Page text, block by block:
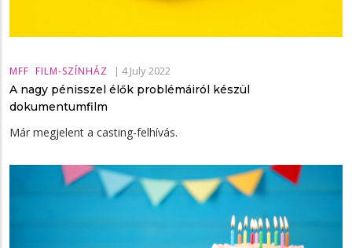
MFF FILM-SZÍNHÁZ | 4 July 2022
A nagy pénisszel élők problémáiról készül
dokumentumfilm
Már megjelent a casting-felhívás.